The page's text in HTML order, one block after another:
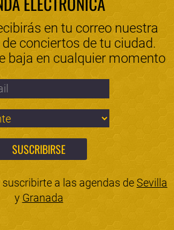
en tu correo nuestra
conciertos de tu ciudad.
baja en cualquier momento
a las agendas deSevilla
y Granada